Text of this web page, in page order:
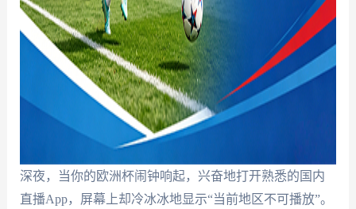
深夜，当你的欧洲杯闹钟响起，兴奋地打开熟悉的国内
直播App，屏幕上却冷冰冰地显示“当前地区不可播放”。